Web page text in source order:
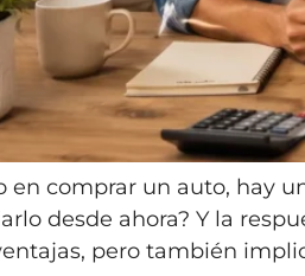
en comprar un auto, hay
desde ahora? Y la
pero también